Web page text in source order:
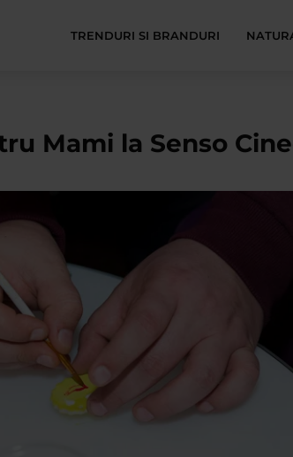
TRENDURI SI BRANDURI
Mami la Senso